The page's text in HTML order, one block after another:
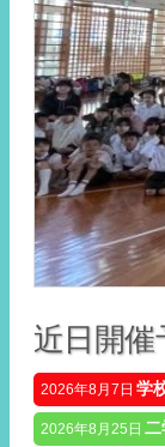
近日開催
2026年8月7日 学
2026年8月25日 二